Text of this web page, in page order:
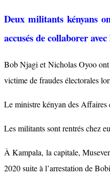
Deux militants kényans
accusés de collaborer
Bob Njagi et Nicholas Oyoo ont
victime de fraudes électorales
Le ministre kényan des Affaires
Les militants sont rentrés chez
À Kampala, la capitale,
2020 suite à l’arrestation de